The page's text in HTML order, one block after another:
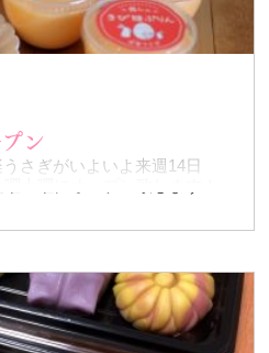
ン
さぎがいよいよ来週14日
、特別に日曜もオープンいた